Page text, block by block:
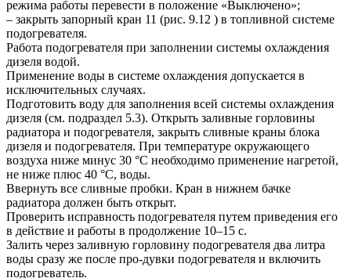
режима работы перевести в положение «Выключено»;
– закрыть запорный кран 11 (рис. 9.12 ) в топливной системе
подогревателя.
Работа подогревателя при заполнении системы охлаждения
дизеля водой.
Применение воды в системе охлаждения допускается в
исключительных случаях.
Подготовить воду для заполнения всей системы охлаждения
дизеля (см. подраздел 5.3). Открыть заливные горловины
радиатора и подогревателя, закрыть сливные краны блока
дизеля и подогревателя. При температуре окружающего
воздуха ниже минус 30 °С необходимо применение нагретой,
не ниже плюс 40 °С, воды.
Ввернуть все сливные пробки. Кран в нижнем бачке
радиатора должен быть открыт.
Проверить исправность подогревателя путем приведения его
в действие и работы в продолжение 10–15 с.
Залить через заливную горловину подогревателя два литра
воды сразу же после про-дувки подогревателя и включить
подогреватель.